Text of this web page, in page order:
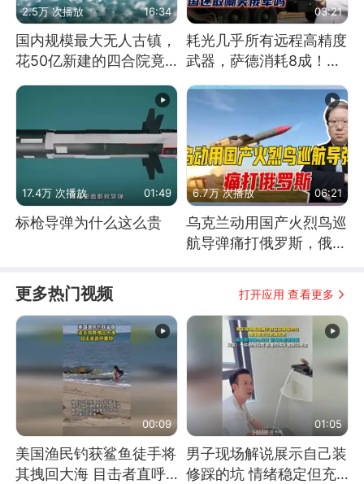
2.5万 次播放 16:34
国内规模最大无人古镇，
花50亿新建的四合院竟
03:21
耗光几乎所有远程高精度
武器，萨德消耗8成！美
17.4万 次播放 01:49
标枪导弹为什么这么贵
6.7万 次播放 06:21
乌克兰动用国产火烈鸟巡
航导弹痛打俄罗斯，俄军
更多热门视频 打开应用 查看更多
00:09
美国渔民钓获鲨鱼徒手将
其拽回大海 目击者直呼
01:05
男子现场解说展示自己装
修踩的坑 情绪稳定但充